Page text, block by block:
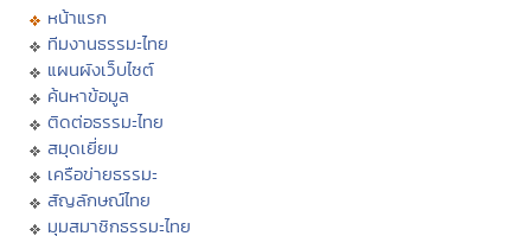
หน้าแรก
ทีมงานธรรมะไทย
แผนผังเว็บไซต์
ค้นหาข้อมูล
ติดต่อธรรมะไทย
สมุดเยี่ยม
เครือข่ายธรรมะ
สัญลักษณ์ไทย
มุมสมาชิกธรรมะไทย